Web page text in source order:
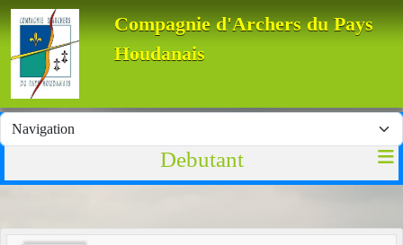
Compagnie d'Archers du Pays
Houdanais
Debutant
Panneau de gestion des cookies